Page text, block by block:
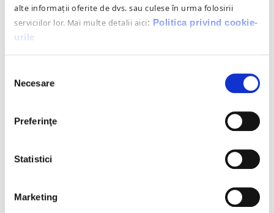
alte informații oferite de dvs. sau culese în urma folosirii
serviciilor lor. Mai multe detalii aici: Politica privind cookie-
urile
consimțământului
Necesare
Preferinţe
Statistici
Marketing
CE PRESUPUNE